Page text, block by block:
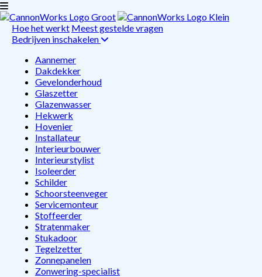
Hoe het werkt Meest gestelde vragen
Bedrijven inschakelen
Aannemer
Dakdekker
Gevelonderhoud
Glaszetter
Glazenwasser
Hekwerk
Hovenier
Installateur
Interieurbouwer
Interieurstylist
Isoleerder
Schilder
Schoorsteenveger
Servicemonteur
Stoffeerder
Stratenmaker
Stukadoor
Tegelzetter
Zonnepanelen
Zonwering-specialist